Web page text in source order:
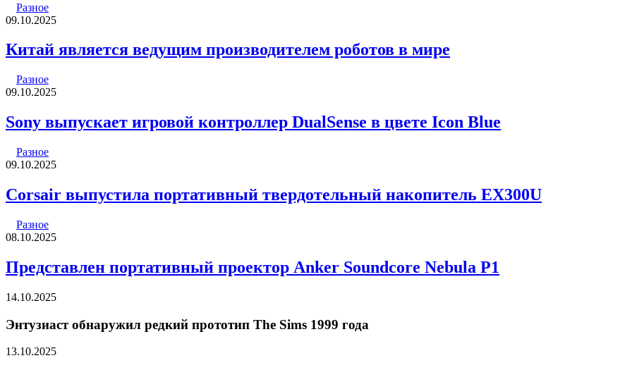
Разное
09.10.2025
Китай является ведущим производителем роботов в мире
Разное
09.10.2025
Sony выпускает игровой контроллер DualSense в цвете Icon Blue
Разное
09.10.2025
Corsair выпустила портативный твердотельный накопитель EX300U
Разное
08.10.2025
Представлен портативный проектор Anker Soundcore Nebula P1
14.10.2025
Энтузиаст обнаружил редкий прототип The Sims 1999 года
13.10.2025